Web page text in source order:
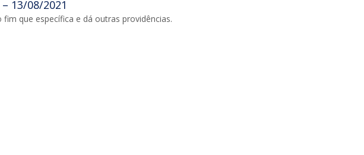
13/08/2021
fim que específica e dá outras providências.